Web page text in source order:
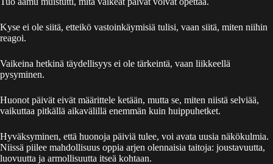
Kyse ei ole siitä, etteikö vastoinkäymisiä tulisi, vaan siitä, miten niihin
reagoi.
Vaikeina hetkinä täydellisyys ei ole tärkeintä, vaan liikkeellä
pysyminen.
Huonot päivät eivät määrittele ketään, mutta se, miten niistä selviää,
vaikuttaa pitkällä aikavälillä enemmän kuin huippuhetket.
Hyväksyminen, että huonoja päiviä tulee, voi avata uusia näkökulmia.
Niissä piilee mahdollisuus oppia arjen olennaisia taitoja: joustavuutta,
luovuutta ja armollisuutta itseä kohtaan.